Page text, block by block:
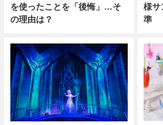
を使ったことを「後悔」…そ
の理由は？
様サ
準